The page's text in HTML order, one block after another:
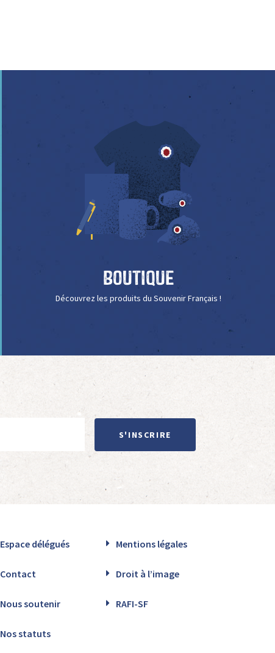
Boutique
Découvrez les produits du Souvenir Français !
S'INSCRIRE
Espace délégués Mentions légales
Contact Droit à l’image
Nous soutenir RAFI-SF
Nos statuts